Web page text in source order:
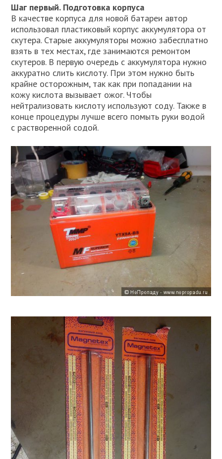
Шаг первый. Подготовка корпуса
В качестве корпуса для новой батареи автор
использовал пластиковый корпус аккумулятора от
скутера. Старые аккумуляторы можно забесплатно
взять в тех местах, где занимаются ремонтом
скутеров. В первую очередь с аккумулятора нужно
аккуратно слить кислоту. При этом нужно быть
крайне осторожным, так как при попадании на
кожу кислота вызывает ожог. Чтобы
нейтрализовать кислоту используют соду. Также в
конце процедуры лучше всего помыть руки водой
с растворенной содой.